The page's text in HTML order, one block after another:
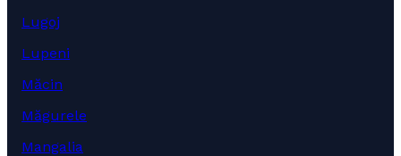
Lugoj
Lupeni
Măcin
Măgurele
Mangalia